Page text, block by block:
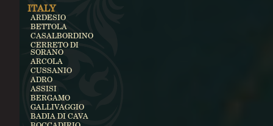
ITALY
ARDESIO
BETTOLA
CASALBORDINO
CERRETO DI
SORANO
ARCOLA
CUSSANIO
ADRO
ASSISI
BERGAMO
GALLIVAGGIO
BADIA DI CAVA